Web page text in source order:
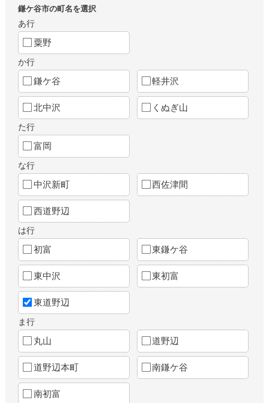
鎌ケ谷市の町名を選択
あ行
粟野
か行
鎌ケ谷 軽井沢
北中沢 くぬぎ山
た行
富岡
な行
中沢新町 西佐津間
西道野辺
は行
初富 東鎌ケ谷
東中沢 東初富
東道野辺
ま行
丸山 道野辺
道野辺本町 南鎌ケ谷
南初富